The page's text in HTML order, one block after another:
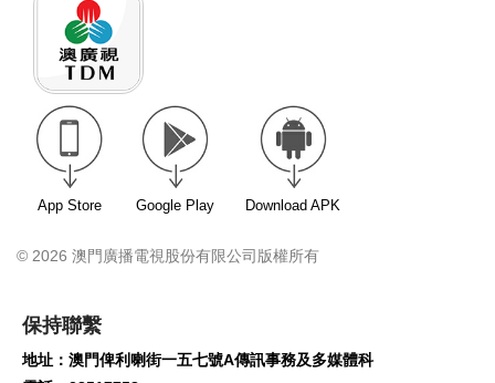
App Store Google Play Download APK
© 2026 澳門廣播電視股份有限公司版權所有
保持聯繫
地址：澳門俾利喇街一五七號A傳訊事務及多媒體科